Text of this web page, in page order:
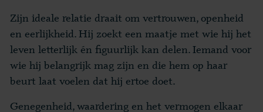
Zijn ideale relatie draait om vertrouwen, openheid
en eerlijkheid. Hij zoekt een maatje met wie hij het
leven letterlijk én figuurlijk kan delen. Iemand voor
wie hij belangrijk mag zijn en die hem op haar
beurt laat voelen dat hij ertoe doet.
Genegenheid, waardering en het vermogen elkaar